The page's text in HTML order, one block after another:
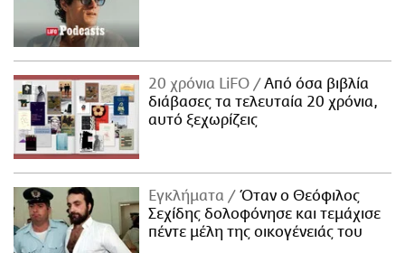
20 χρόνια LiFO
Από όσα βιβλία
διάβασες τα τελευταία 20 χρόνια,
αυτό ξεχωρίζεις
Εγκλήματα
Όταν ο Θεόφιλος
Σεχίδης δολοφόνησε και τεμάχισε
πέντε μέλη της οικογένειάς του